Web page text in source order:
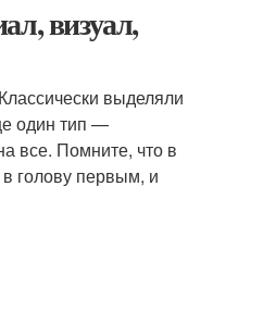
визуал,
выделяли
один тип —
все. Помните, что в
голову первым, и